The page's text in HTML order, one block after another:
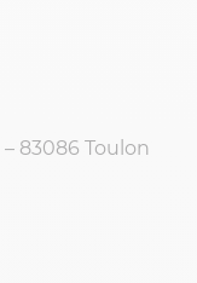
83086 Toulon